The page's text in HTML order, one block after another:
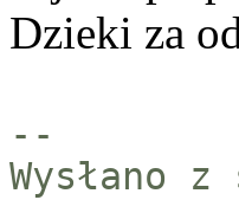
Dzieki za
--
Wysłano